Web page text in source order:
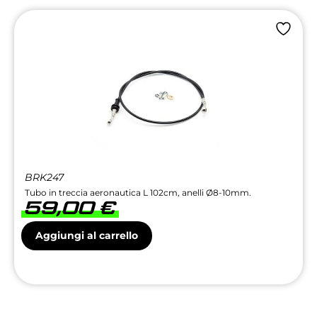
BRK247
Tubo in treccia aeronautica L 102cm, anelli Ø8-10mm.
59,00€
Aggiungi al carrello